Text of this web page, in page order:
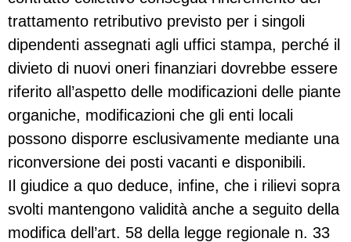
trattamento retributivo previsto per i singoli
dipendenti assegnati agli uffici stampa, perché il
divieto di nuovi oneri finanziari dovrebbe essere
riferito all’aspetto delle modificazioni delle piante
organiche, modificazioni che gli enti locali
possono disporre esclusivamente mediante una
riconversione dei posti vacanti e disponibili.
Il giudice a quo deduce, infine, che i rilievi sopra
svolti mantengono validità anche a seguito della
modifica dell’art. 58 della legge regionale n. 33